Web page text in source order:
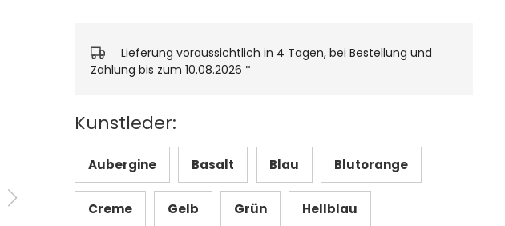
Lieferung voraussichtlich in 4 Tagen, bei Bestellung und
Zahlung bis zum 10.08.2026 *
Kunstleder:
Aubergine Basalt Blau Blutorange
Creme Gelb Grün Hellblau